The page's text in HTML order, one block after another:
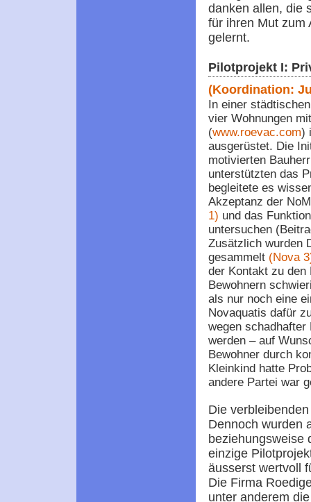
danken allen, die
für ihren Mut zum
gelernt.
Pilotprojekt I:
(Koordination:
In einer
vier Wohnungen
(www.roevac.com)
ausgerüstet. Die
motivierten
unterstützten das
begleitete es
Akzeptanz der
1) und das
untersuchen
Zusätzlich wurden
gesammelt (Nova
der Kontakt zu den
Bewohnern
als nur noch eine
Novaquatis dafür
wegen
werden – auf
Bewohner durch
Kleinkind hatte
andere Partei war
Die
Dennoch wurden
beziehungsweise
einzige
äusserst wertvoll
Die Firma
unter anderem